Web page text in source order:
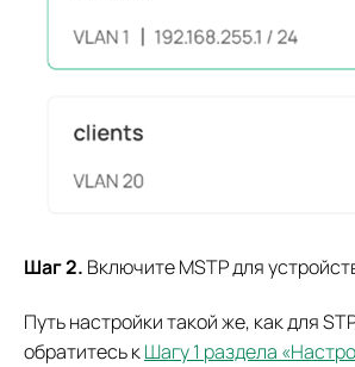
Шаг 2. Включите MSTP для
Путь настройки такой же, как для
обратитесь кШагу 1 раздела